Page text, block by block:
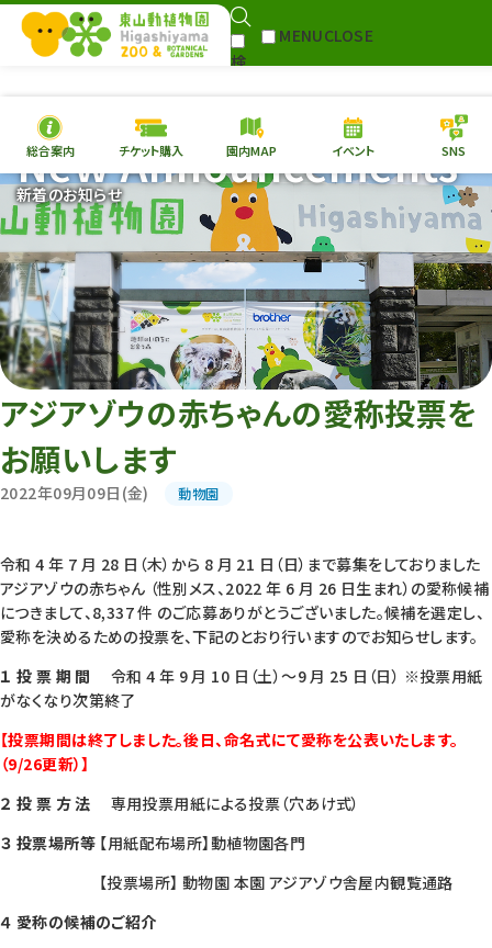
検
MENUCLOSE
本日の開園情報 チケ
園内MAP イベント
総合案内
動物園 植物園
再生プラン
東山動植物園
への支援
環境教育
総合案内 チケット購入 園内MAP イベント SNS
新着のお知らせ
New Announcements
アジアゾウの赤ちゃんの愛称投票を
お願いします
2022年09月09日(金) 動物園
令和 4 年 7 月 28 日（木）から 8 月 21 日（日）まで募集をしておりました
アジアゾウの赤ちゃん （性別メス、2022 年 6 月 26 日生まれ）の愛称候補
につきまして、8,337 件 のご応募ありがとうございました。候補を選定し、
愛称を決めるための投票を、下記のとおり行いますのでお知らせします。
１ 投 票 期 間 令和 4 年 9 月 10 日（土）～9 月 25 日（日） ※投票用紙
がなくなり次第終了
【投票期間は終了しました。後日、命名式にて愛称を公表いたします。
（9/26更新）】
２ 投 票 方 法 専用投票用紙による投票（穴あけ式）
３ 投票場所等【用紙配布場所】動植物園各門
【投票場所】 動物園 本園 アジアゾウ舎屋内観覧通路
４ 愛称の候補のご紹介